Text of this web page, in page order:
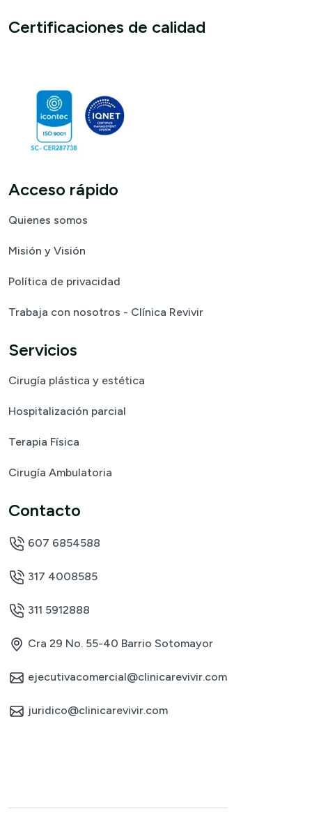
Certificaciones de calidad
Acceso rápido
Quienes somos
Misión y Visión
Política de privacidad
Trabaja con nosotros - Clínica Revivir
Servicios
Cirugía plástica y estética
Hospitalización parcial
Terapia Física
Cirugía Ambulatoria
Contacto
607 6854588
317 4008585
311 5912888
Cra 29 No. 55-40 Barrio Sotomayor
ejecutivacomercial@clinicarevivir.com
juridico@clinicarevivir.com